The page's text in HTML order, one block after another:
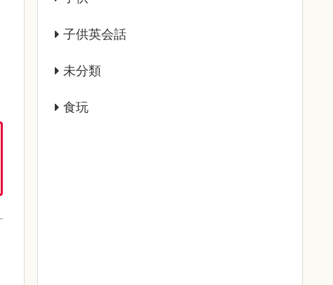
子供英会話
未分類
食玩